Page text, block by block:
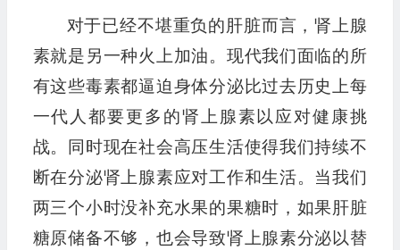
对于已经不堪重负的肝脏而言，肾上腺
素就是另一种火上加油。现代我们面临的所
有这些毒素都逼迫身体分泌比过去历史上每
一代人都要更多的肾上腺素以应对健康挑
战。同时现在社会高压生活使得我们持续不
断在分泌肾上腺素应对工作和生活。当我们
两三个小时没补充水果的果糖时，如果肝脏
糖原储备不够，也会导致肾上腺素分泌以替